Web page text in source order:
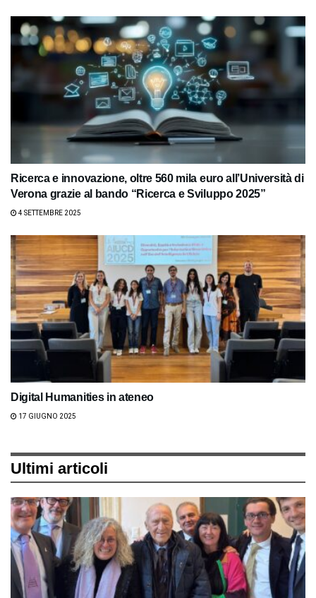
Ricerca e innovazione, oltre 560 mila euro all’Università di
Verona grazie al bando “Ricerca e Sviluppo 2025”
4 SETTEMBRE 2025
Digital Humanities in ateneo
17 GIUGNO 2025
Ultimi articoli